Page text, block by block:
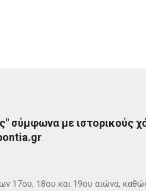
σύμφωνα με ιστορικούς
17ου, 18ου και 19ου αιώνα,